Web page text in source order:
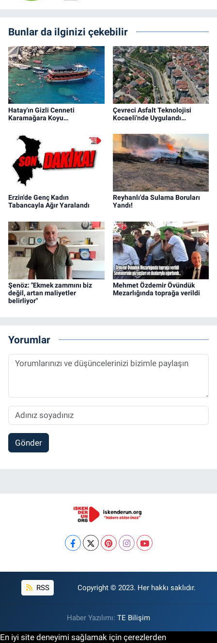
Bunlar da ilginizi çekebilir
Hatay'ın Gizli Cenneti
Karamağara Koyu…
Çevreci Asfalt Teknolojisi
Kocaeli'nde Uygulandı…
Erzin'de Genç Kadın
Tabancayla Ağır Yaralandı
Reyhanlı'da Sulama Boruları
Yandı!
Şenöz: "Ekmek zammını biz
değil, artan maliyetler
belirliyor"
Mehmet Özdemir Övündük
Mezarlığında toprağa verildi
Yorumlar
Gönder
RSS Copyright © 2023. Her hakkı saklıdır.
Haber Yazılımı: TE Bilişim
En iyi site deneyimi sağlamak için çerezlerden